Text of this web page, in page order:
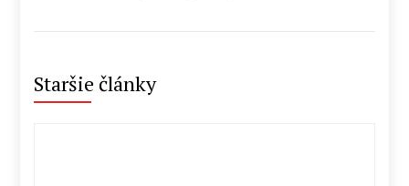
Staršie články